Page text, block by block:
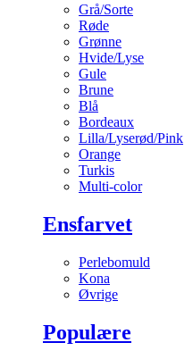
Grå/Sorte
Røde
Grønne
Hvide/Lyse
Gule
Brune
Blå
Bordeaux
Lilla/Lyserød/Pink
Orange
Turkis
Multi-color
Ensfarvet
Perlebomuld
Kona
Øvrige
Populære